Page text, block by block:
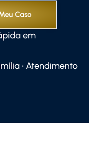
Caso
em
• Atendimento